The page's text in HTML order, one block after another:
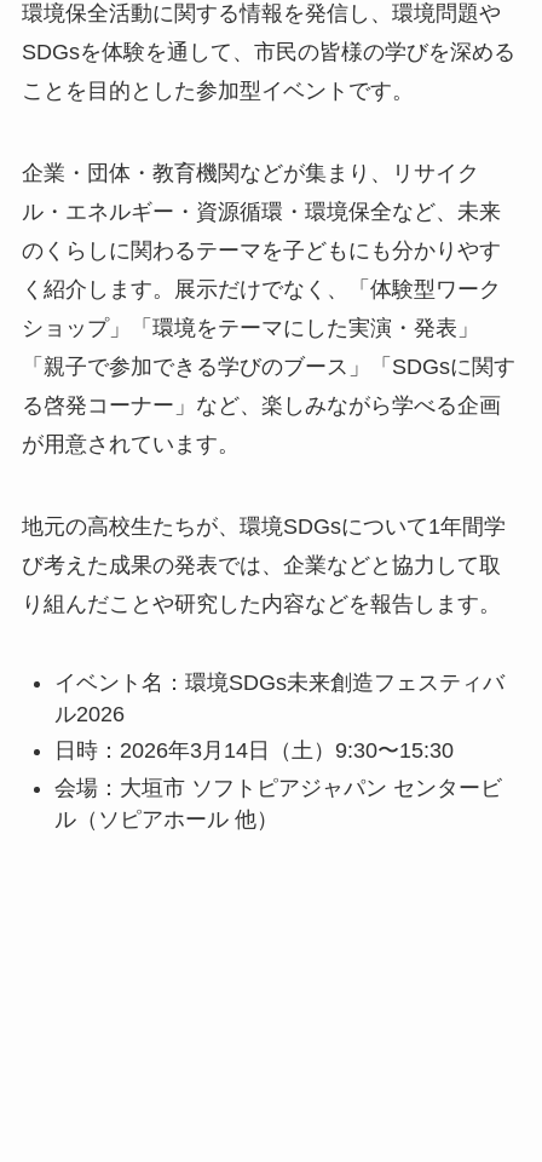
環境保全活動に関する情報を発信し、環境問題や
SDGsを体験を通して、市民の皆様の学びを深める
ことを目的とした参加型イベントです。
企業・団体・教育機関などが集まり、リサイク
ル・エネルギー・資源循環・環境保全など、未来
のくらしに関わるテーマを子どもにも分かりやす
く紹介します。展示だけでなく、「体験型ワーク
ショップ」「環境をテーマにした実演・発表」
「親子で参加できる学びのブース」「SDGsに関す
る啓発コーナー」など、楽しみながら学べる企画
が用意されています。
地元の高校生たちが、環境SDGsについて1年間学
び考えた成果の発表では、企業などと協力して取
り組んだことや研究した内容などを報告します。
イベント名：環境SDGs未来創造フェスティバ
ル2026
日時：2026年3月14日（土）9:30〜15:30
会場：大垣市 ソフトピアジャパン センタービ
ル（ソピアホール 他）